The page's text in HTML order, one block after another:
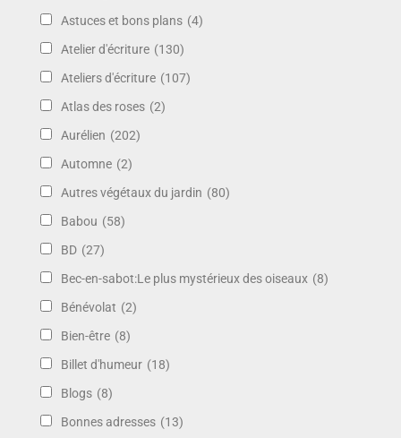
Astuces et bons plans (4)
Atelier d'écriture (130)
Ateliers d'écriture (107)
Atlas des roses (2)
Aurélien (202)
Automne (2)
Autres végétaux du jardin (80)
Babou (58)
BD (27)
Bec-en-sabot:Le plus mystérieux des oiseaux (8)
Bénévolat (2)
Bien-être (8)
Billet d'humeur (18)
Blogs (8)
Bonnes adresses (13)